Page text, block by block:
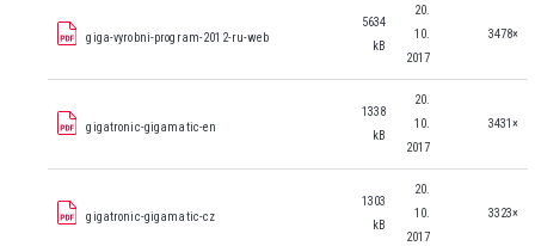
giga-vyrobni-program-2012-ru-web
5634
kB
20.
10.
2017
3478×
gigatronic-gigamatic-en
1338
kB
20.
10.
2017
3431×
gigatronic-gigamatic-cz
1303
kB
20.
10.
2017
3323×